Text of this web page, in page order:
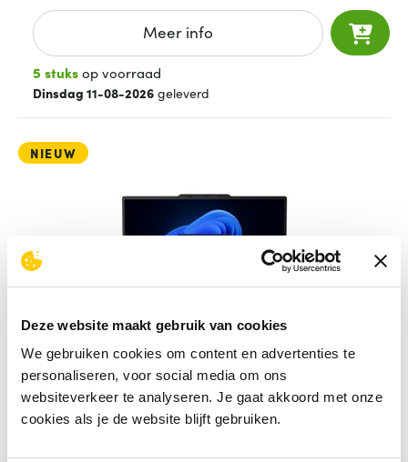
Deze website maakt gebruik van cookies
We gebruiken cookies om content en advertenties te
personaliseren, voor social media om ons
websiteverkeer te analyseren. Je gaat akkoord met onze
cookies als je de website blijft gebruiken.
Meer info
5 stuksop voorraad
Dinsdag 11-08-2026 geleverd
NIEUW
Lenovo ThinkPad X1 Carbon Gen 14 Aura